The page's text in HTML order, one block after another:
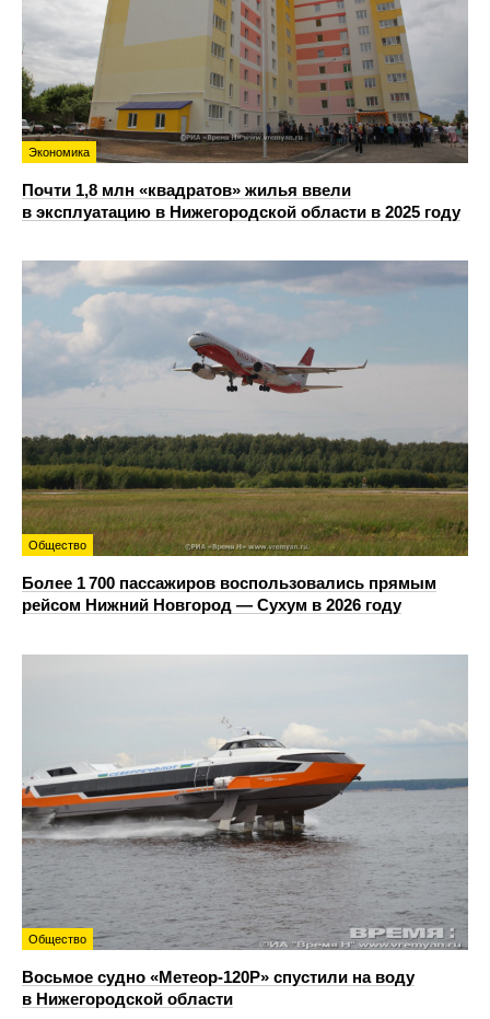
Экономика
Почти 1,8 млн «квадратов» жилья ввели
в эксплуатацию в Нижегородской области в 2025 году
Общество
Более 1 700 пассажиров воспользовались прямым
рейсом Нижний Новгород — Сухум в 2026 году
Общество
Восьмое судно «Метеор-120Р» спустили на воду
в Нижегородской области